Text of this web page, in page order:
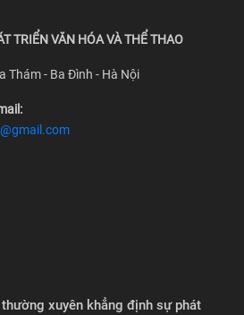
TRIỂN VĂN HÓA VÀ THỂ THAO
Thám - Ba Đình - Hà Nội
xuyên khẳng định sự phát